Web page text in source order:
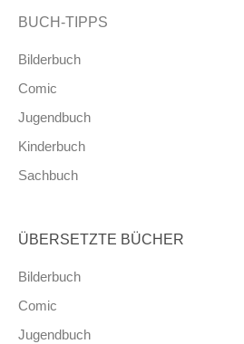
BUCH-TIPPS
Bilderbuch
Comic
Jugendbuch
Kinderbuch
Sachbuch
ÜBERSETZTE BÜCHER
Bilderbuch
Comic
Jugendbuch